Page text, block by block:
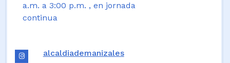
a.m. a 3:00 p.m. , en jornada
continua
alcaldiademanizales